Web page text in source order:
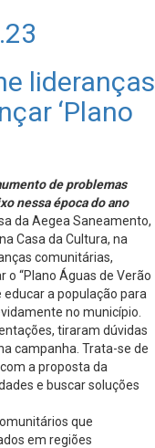
lideranças
‘Plano
de problemas
nessa época do ano
da Aegea Saneamento,
Casa da Cultura, na
comunitárias,
“Plano Águas de Verão
a população para
no município.
tiraram dúvidas
campanha. Trata-se de
a proposta da
e buscar soluções
que
em regiões